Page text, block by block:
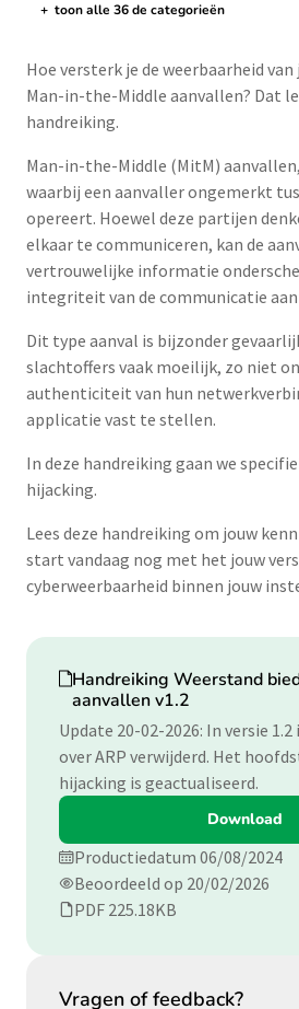
de categorieën tonen/verbergen
+ toon alle 36 de categorieën
Hoe versterk je de weerbaarheid
Man-in-the-Middle aanvallen? Dat
handreiking.
Man-in-the-Middle (MitM)
waarbij een aanvaller ongemerkt
opereert. Hoewel deze partijen
elkaar te communiceren, kan de
vertrouwelijke informatie
integriteit van de communicatie
Dit type aanval is bijzonder
slachtoffers vaak moeilijk, zo niet
authenticiteit van hun
applicatie vast te stellen.
In deze handreiking gaan we
hijacking.
Lees deze handreiking om jouw
start vandaag nog met het jouw
cyberweerbaarheid binnen jouw
Download
Handreiking Weerstand
aanvallen v1.2
Update 20-02-2026: In versie
over ARP verwijderd. Het
hijacking is geactualiseerd.
Download
Productiedatum 06/08/2024
Beoordeeld op 20/02/2026
PDF 225.18KB
Vragen of feedback?